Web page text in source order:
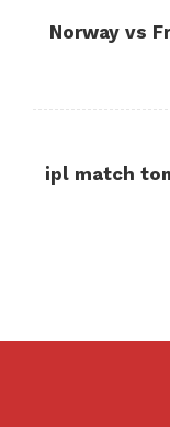
Norway vs
ipl match